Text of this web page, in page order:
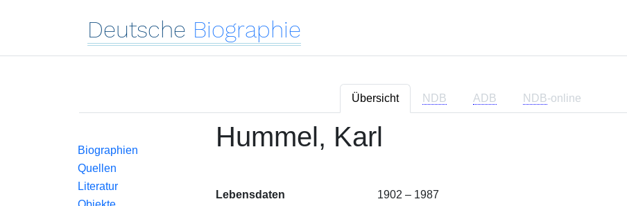
Deutsche Biographie
Übersicht NDB ADB NDB-online
Biographien
Quellen
Literatur
Hummel, Karl
Lebensdaten
1902 – 1987